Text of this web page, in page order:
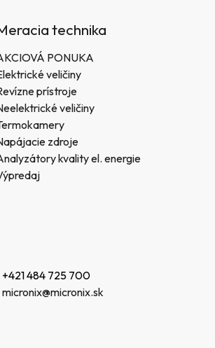
technika
PONUKA
veličiny
prístroje
veličiny
zdroje
kvality el. energie
+421 484 725 700
micronix@micronix.sk